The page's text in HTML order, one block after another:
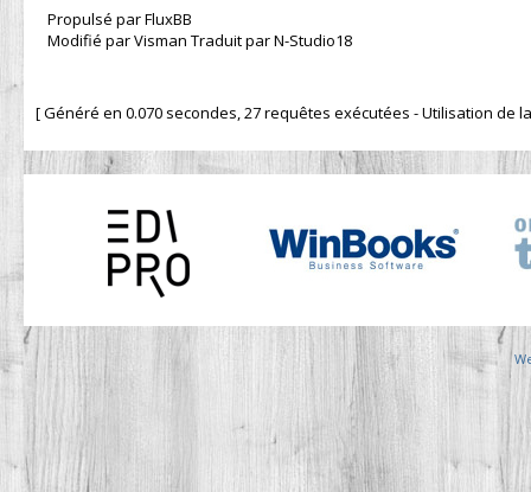
Propulsé par FluxBB
Modifié par Visman Traduit par N-Studio18
[ Généré en 0.070 secondes, 27 requêtes exécutées - Utilisation de la